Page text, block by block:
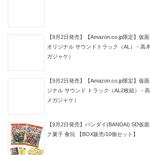
【9月2日発売】【Amazon.co.jp限定】仮
オリジナル サウンドトラック（AL） - 高
ガジャケ）
【9月2日発売】【Amazon.co.jp限定】仮
ジナル サウンド トラック（AL2枚組） -
メガジャケ）
【9月2日発売】バンダイ(BANDAI) SD仮
ク菓子 食玩 【BOX販売/10個セット】